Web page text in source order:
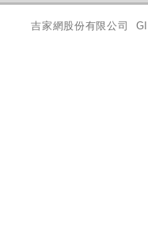
吉家網股份有限公司